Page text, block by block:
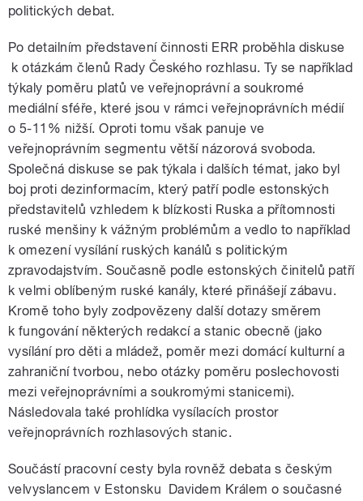
politických debat.
Po detailním představení činnosti ERR proběhla diskuse
k otázkám členů Rady Českého rozhlasu. Ty se například
týkaly poměru platů ve veřejnoprávní a soukromé
mediální sféře, které jsou v rámci veřejnoprávních médií
o 5-11% nižší. Oproti tomu však panuje ve
veřejnoprávním segmentu větší názorová svoboda.
Společná diskuse se pak týkala i dalších témat, jako byl
boj proti dezinformacím, který patří podle estonských
představitelů vzhledem k blízkosti Ruska a přítomnosti
ruské menšiny k vážným problémům a vedlo to například
k omezení vysílání ruských kanálů s politickým
zpravodajstvím. Současně podle estonských činitelů patří
k velmi oblíbeným ruské kanály, které přinášejí zábavu.
Kromě toho byly zodpovězeny další dotazy směrem
k fungování některých redakcí a stanic obecně (jako
vysílání pro děti a mládež, poměr mezi domácí kulturní a
zahraniční tvorbou, nebo otázky poměru poslechovosti
mezi veřejnoprávními a soukromými stanicemi).
Následovala také prohlídka vysílacích prostor
veřejnoprávních rozhlasových stanic.
Součástí pracovní cesty byla rovněž debata s českým
velvyslancem v Estonsku Davidem Králem o současné